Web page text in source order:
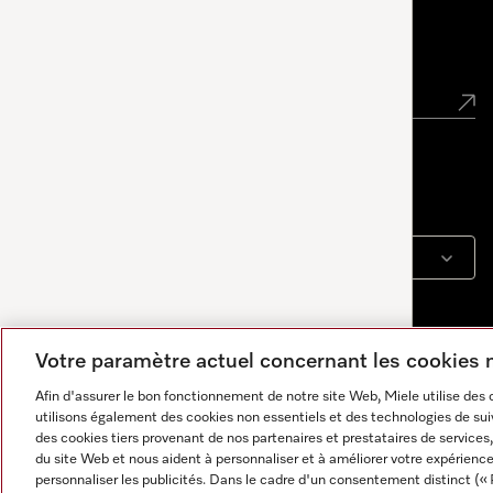
Votre paramètre actuel concernant les
Afin d'assurer le bon fonctionnement de notre site Web, Miele utilise
utilisons également des cookies non essentiels et des technologies de
des cookies tiers provenant de nos partenaires et prestataires de
du site Web et nous aident à personnaliser et à améliorer votre
personnaliser les publicités. Dans le cadre d'un consentement distinct